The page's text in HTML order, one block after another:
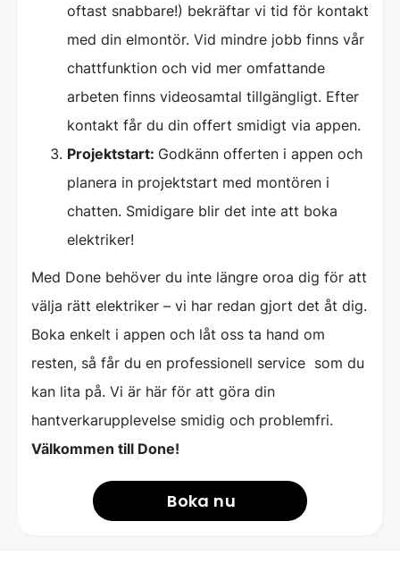
oftast snabbare!) bekräftar vi tid för kontakt
med din elmontör. Vid mindre jobb finns vår
chattfunktion och vid mer omfattande
arbeten finns videosamtal tillgängligt. Efter
kontakt får du din offert smidigt via appen.
Projektstart: Godkänn offerten i appen och
planera in projektstart med montören i
chatten. Smidigare blir det inte att boka
elektriker!
Med Done behöver du inte längre oroa dig för att
välja rätt elektriker – vi har redan gjort det åt dig.
Boka enkelt i appen och låt oss ta hand om
resten, så får du en professionell service som du
kan lita på. Vi är här för att göra din
hantverkarupplevelse smidig och problemfri.
Välkommen till Done!
Boka nu